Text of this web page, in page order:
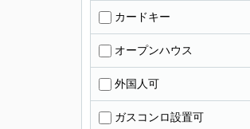
カードキー
オープンハウス
外国人可
ガスコンロ設置可